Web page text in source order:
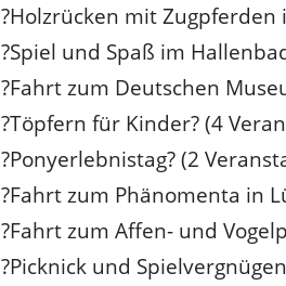
?Holzrücken mit Zugpferden
?Spiel und Spaß im
?Fahrt zum Deutschen
?Töpfern für Kinder? (4
?Ponyerlebnistag? (2
?Fahrt zum Phänomenta in
?Fahrt zum Affen- und
?Picknick und